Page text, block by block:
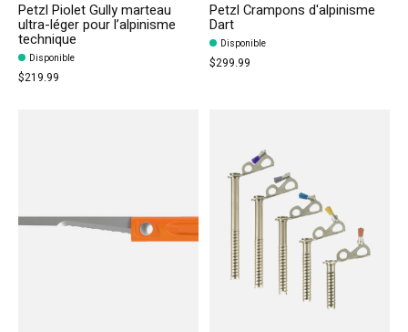
Petzl Piolet Gully marteau
ultra-léger pour l’alpinisme
technique
Disponible
$219.99
Petzl Crampons d'alpinisme
Dart
Disponible
$299.99